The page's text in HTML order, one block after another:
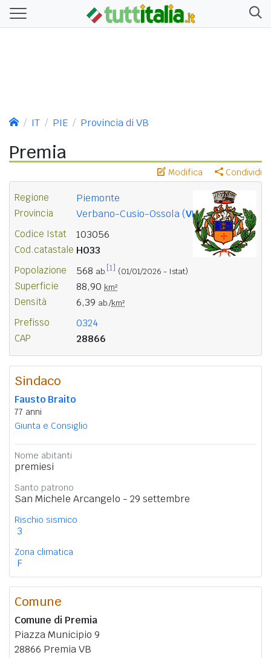
IT PIE Provincia di VB
Premia
Modifica Condividi
Regione Piemonte
Provincia Verbano-Cusio-Ossola (VB)
Codice Istat 103056
Cod.catastale H033
Popolazione 568 ab. [1] (01/01/2026 - Istat)
Superficie 88,90 km²
Densità 6,39 ab./km²
Prefisso 0324
CAP 28866
Sindaco
Fausto Braito
77 anni
Giunta e Consiglio
Nome abitanti
premiesi
Santo patrono
San Michele Arcangelo - 29 settembre
Rischio sismico
3
Zona climatica
F
Comune
Comune di Premia
Piazza Municipio 9
28866 Premia VB